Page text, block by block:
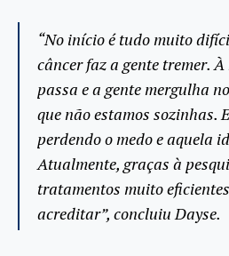
“No início é tudo muito
câncer faz a gente tremer.
passa e a gente mergulha
que não estamos sozinhas.
perdendo o medo e aquela
Atualmente, graças à
tratamentos muito
acreditar”, concluiu Dayse.